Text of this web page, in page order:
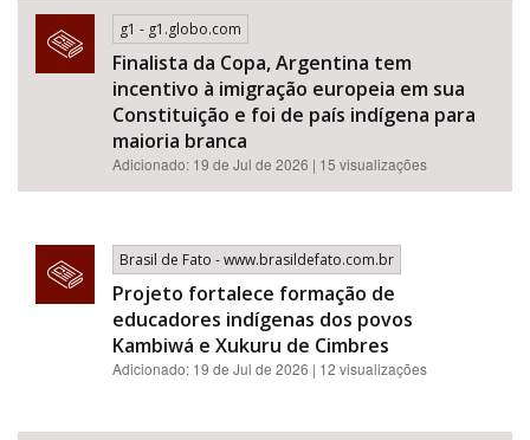
g1 - g1.globo.com
Finalista da Copa, Argentina tem
incentivo à imigração europeia em sua
Constituição e foi de país indígena para
maioria branca
Adicionado: 19 de Jul de 2026 | 15 visualizações
Brasil de Fato - www.brasildefato.com.br
Projeto fortalece formação de
educadores indígenas dos povos
Kambiwá e Xukuru de Cimbres
Adicionado: 19 de Jul de 2026 | 12 visualizações